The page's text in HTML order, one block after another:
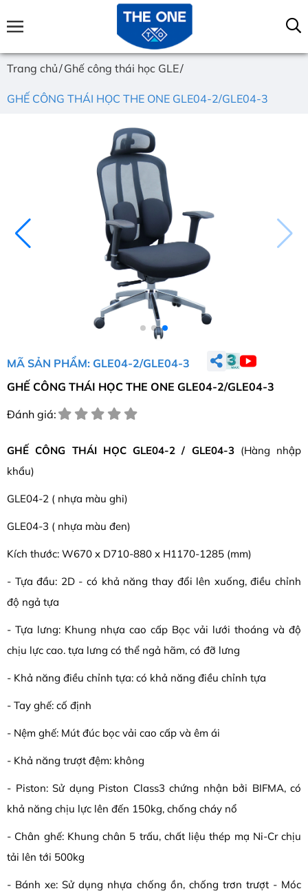
Trang chủ Ghế công thái học GLE
GHẾ CÔNG THÁI HỌC THE ONE GLE04-2/GLE04-3
MÃ SẢN PHẨM: GLE04-2/GLE04-3
GHẾ CÔNG THÁI HỌC THE ONE GLE04-2/GLE04-3
Đánh giá:
GHẾ CÔNG THÁI HỌC GLE04-2 / GLE04-3(Hàng nhập
khẩu)
GLE04-2 ( nhựa màu ghi)
GLE04-3 ( nhựa màu đen)
Kích thước: W670 x D710-880 x H1170-1285 (mm)
- Tựa đầu: 2D - có khả năng thay đổi lên xuống, điều chỉnh
độ ngả tựa
- Tựa lưng: Khung nhựa cao cấp Bọc vải lưới thoáng và độ
chịu lực cao. tựa lưng có thể ngả hãm, có đỡ lưng
- Khả năng điều chỉnh tựa: có khả năng điều chỉnh tựa
- Tay ghế: cố định
- Nệm ghế: Mút đúc bọc vải cao cấp và êm ái
- Khả năng trượt đệm: không
- Piston: Sử dụng Piston Class3 chứng nhận bởi BIFMA, có
khả năng chịu lực lên đến 150kg, chống cháy nổ
- Chân ghế: Khung chân 5 trấu, chất liệu thép mạ Ni-Cr chịu
tải lên tới 500kg
- Bánh xe: Sử dụng nhựa chống ồn, chống trơn trượt - Móc